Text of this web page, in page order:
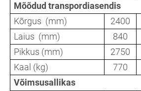
Mõõdud transpordiasendis
Kõrgus (mm)
2400
Laius (mm)
840
Pikkus (mm)
2750
Kaal (kg)
770
Võimsusallikas